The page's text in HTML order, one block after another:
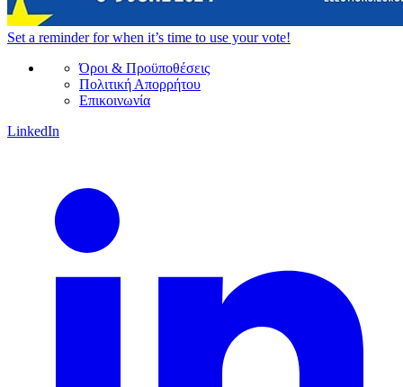
Set a reminderfor when it’s time to use your vote!
Όροι & Προϋποθέσεις
Πολιτική Απορρήτου
Επικοινωνία
LinkedIn